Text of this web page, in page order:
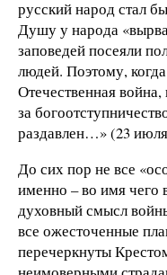
русский народ стал
Душу у народа
заповедей посеяли
людей. Поэтому,
Отечественная
за
раздавлен…» (23
До сих пор не все
именно – во имя чего
духовный смысл
все ожесточенные
перечеркнуты